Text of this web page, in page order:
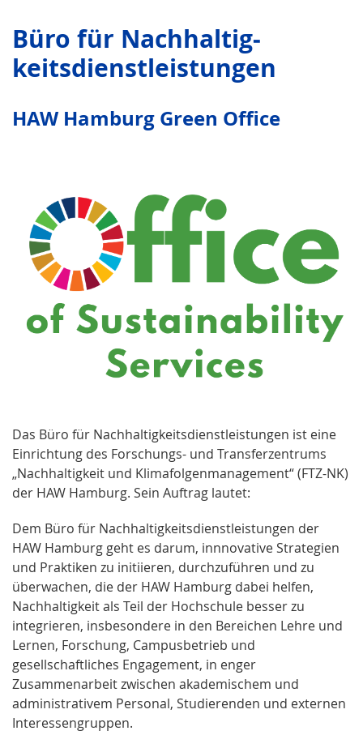
Büro für Nachhaltig­
keitsdienstleistungen
HAW Hamburg Green Office
Das Büro für Nachhaltigkeitsdienstleistungen ist eine
Einrichtung des Forschungs- und Transferzentrums
„Nachhaltigkeit und Klimafolgenmanagement“ (FTZ-NK)
der HAW Hamburg. Sein Auftrag lautet:
Dem Büro für Nachhaltigkeitsdienstleistungen der
HAW Hamburg geht es darum, innnovative Strategien
und Praktiken zu initiieren, durchzuführen und zu
überwachen, die der HAW Hamburg dabei helfen,
Nachhaltigkeit als Teil der Hochschule besser zu
integrieren, insbesondere in den Bereichen Lehre und
Lernen, Forschung, Campusbetrieb und
gesellschaftliches Engagement, in enger
Zusammenarbeit zwischen akademischem und
administrativem Personal, Studierenden und externen
Interessengruppen.